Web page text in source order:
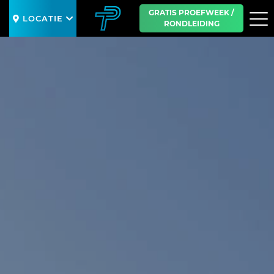
LOCATIE
GRATIS PROEFWEEK /
RONDLEIDING
SLUIT